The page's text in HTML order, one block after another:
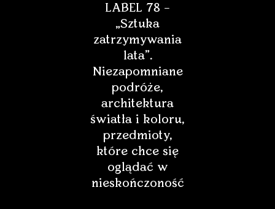
LABEL 78 –
„Sztuka
zatrzymywania
lata”.
Niezapomniane
podróże,
architektura
światła i koloru,
przedmioty,
które chce się
oglądać w
nieskończoność